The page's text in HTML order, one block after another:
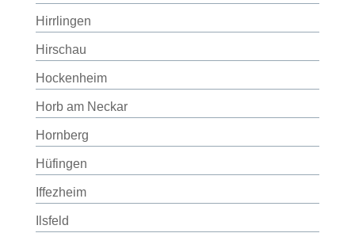
Hirrlingen
Hirschau
Hockenheim
Horb am Neckar
Hornberg
Hüfingen
Iffezheim
Ilsfeld